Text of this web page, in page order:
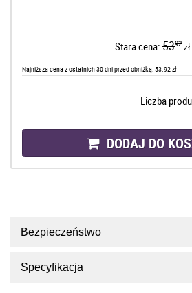
Stara cena: 5392 zł
Najniższa cena z ostatnich 30 dni przed obniżką: 53.92 zł
Liczba
DODAJ DO
Bezpieczeństwo
Specyfikacja